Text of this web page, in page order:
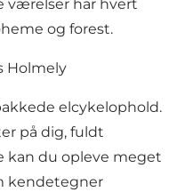
værelser har hvert
og forest.
Holmely
elcykelophold.
på dig, fuldt
kan du opleve meget
kendetegner